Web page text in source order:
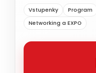
Vstupenky Program
Networking a EXPO